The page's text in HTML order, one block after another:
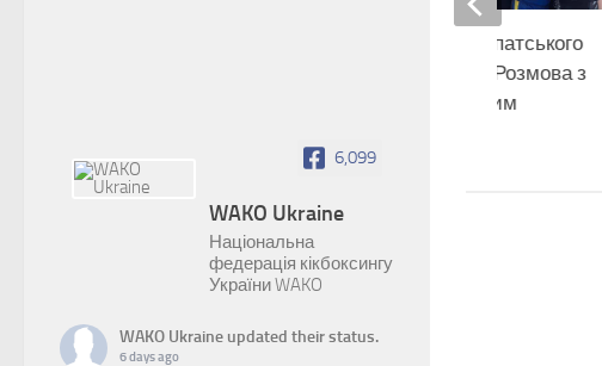
Особливості закарпатського
кікбоксингу WAKO. Розмова з
Анатолієм Перцевим
29.05.2019
6,099
WAKO Ukraine
Національна
федерація кікбоксингу
України WAKO
WAKO Ukraine updated their status.
6 days ago